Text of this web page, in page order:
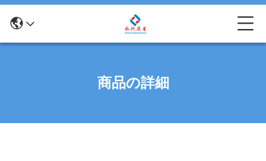
商品の詳細